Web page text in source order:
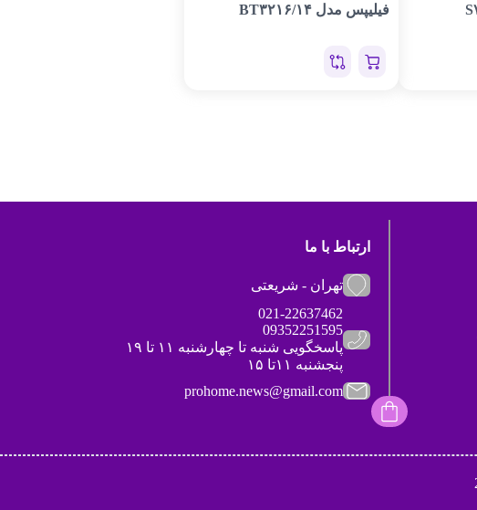
فیلیپس مدل BT۳۲۱۶/۱۴
ارتباط با ما
تهران - شریعتی
021-22637462
09352251595
پاسخگویی شنبه تا چهارشنبه ۱۱ تا ۱۹
پنجشنبه ۱۱تا ۱۵
prohome.news@gmail.com